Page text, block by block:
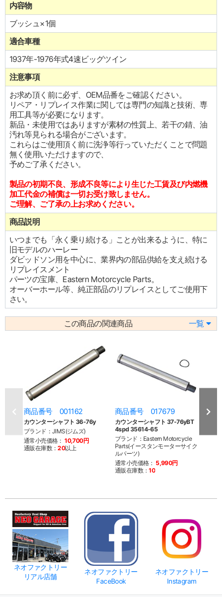
内容物
ブッシュ×1個
適合車種
1937年-1976年式4速ビッグツイン
注意事項
お求め頂く前に必ず、OEM品番をご確認ください。
リペア・リプレイス作業に関しては専門の知識と技術、専
用工具等が必要になります。
新品・未使用ではありますが素材の性質上、若干の錆、油
汚れ等見られる場合がございます。
これらはご使用頂く前に洗浄等行っていただくことで問題
無く使用いただけますので、
予めご了承ください。
製品の初期不良、形成不良等により生じた工賃及び内燃機
加工代金の補償は一切お受け致しません。
ご理解、ご了承の上お求めください。
商品説明
いつまでも「永く乗り続ける」ことが出来るように、特に
旧モデルのハーレー
ダビッドソン用を中心に、業界内の部品供給を支え続ける
リプレイスメント
パーツの宝庫、Eastern Motorcycle Parts。
オーバーホール等、純正部品のリプレイスとしてご使用下
さい。
この商品の関連商品 一覧
商品番号 001162
カウンターシャフト 36-76y
ブランド：JIMS(ジムズ)
通常小売価格： 10,700円
通販在庫数：20以上
商品番号 017679
カウンターシャフト 37-76yBT
4spd 35614-65
ブランド：Eastern Motorcycle
Parts(イースタンモーターサイク
ルパーツ)
通常小売価格： 5,990円
通販在庫数：10
商
ネオファクトリー
リアル店舗
ネオファクトリー
FaceBook
ネオファクトリー
Instagram